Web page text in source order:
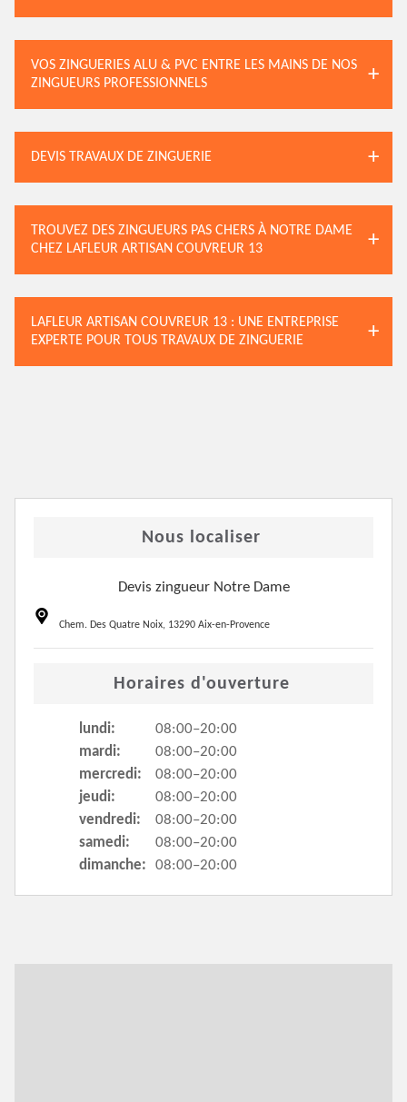
VOS ZINGUERIES ALU & PVC ENTRE LES MAINS DE NOS
ZINGUEURS PROFESSIONNELS
DEVIS TRAVAUX DE ZINGUERIE
TROUVEZ DES ZINGUEURS PAS CHERS À NOTRE DAME
CHEZ LAFLEUR ARTISAN COUVREUR 13
LAFLEUR ARTISAN COUVREUR 13 : UNE ENTREPRISE
EXPERTE POUR TOUS TRAVAUX DE ZINGUERIE
Nous localiser
Devis zingueur Notre Dame
Chem. Des Quatre Noix, 13290 Aix-en-Provence
Horaires d'ouverture
lundi:
08:00–20:00
mardi:
08:00–20:00
mercredi:
08:00–20:00
jeudi:
08:00–20:00
vendredi:
08:00–20:00
samedi:
08:00–20:00
dimanche:
08:00–20:00